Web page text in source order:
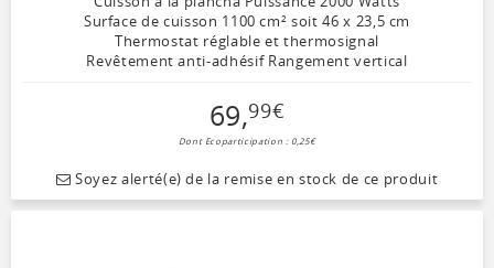
Surface de cuisson 1100 cm² soit 46 x 23,5 cm
Thermostat réglable et thermosignal
Revêtement anti-adhésif Rangement vertical
69,99€
Dont Ecoparticipation : 0,25€
Soyez alerté(e) de la remise en stock de ce produit